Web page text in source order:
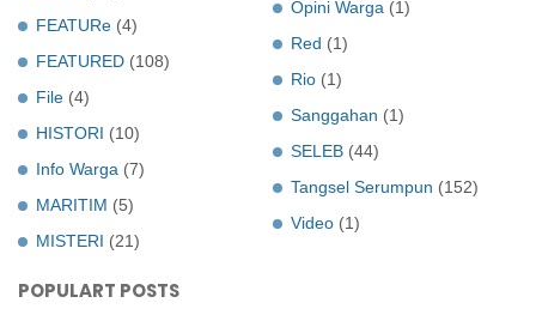
FEATURe (4)
FEATURED (108)
File (4)
HISTORI (10)
Info Warga (7)
MARITIM (5)
MISTERI (21)
Opini Warga (1)
Red (1)
Rio (1)
Sanggahan (1)
SELEB (44)
Tangsel Serumpun (152)
Video (1)
POPULART POSTS